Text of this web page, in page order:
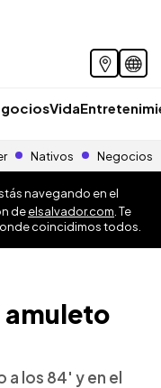
Vida
Nativos Negocios
navegando en el
deelsalvador.com . Te
coincidimos todos.
amuleto
a los 84' y en el